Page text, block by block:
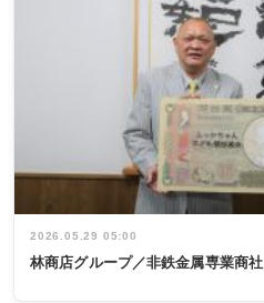
2026.05.29 05:00
林商店グループ／非鉄金属専業商社